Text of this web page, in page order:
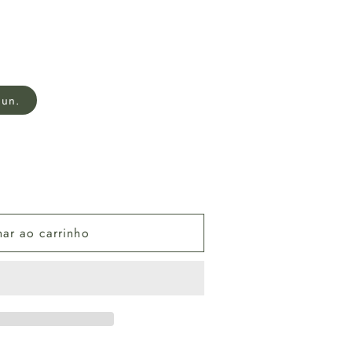
ao carrinho